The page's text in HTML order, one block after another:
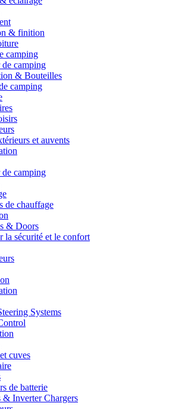
& finition
camping
camping
& Bouteilles
camping
et auvents
camping
de chauffage
& Doors
la sécurité et le confort
Systems
cuves
de batterie
& Inverter Chargers